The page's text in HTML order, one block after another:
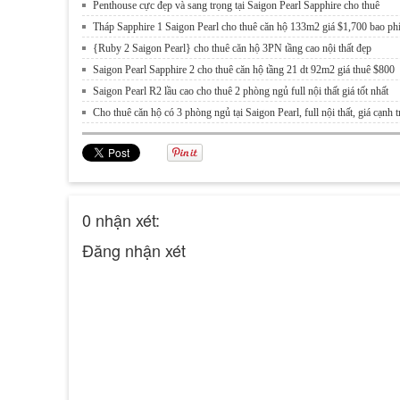
Penthouse cực đẹp và sang trọng tại Saigon Pearl Sapphire cho thuê
Tháp Sapphire 1 Saigon Pearl cho thuê căn hộ 133m2 giá $1,700 bao phí
{Ruby 2 Saigon Pearl} cho thuê căn hộ 3PN tầng cao nội thất đẹp
Saigon Pearl Sapphire 2 cho thuê căn hộ tầng 21 dt 92m2 giá thuê $800
Saigon Pearl R2 lầu cao cho thuê 2 phòng ngủ full nội thất giá tốt nhất
Cho thuê căn hộ có 3 phòng ngủ tại Saigon Pearl, full nội thất, giá cạnh
0 nhận xét:
Đăng nhận xét